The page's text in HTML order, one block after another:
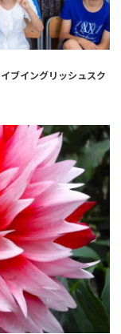
ブイングリッシュスク